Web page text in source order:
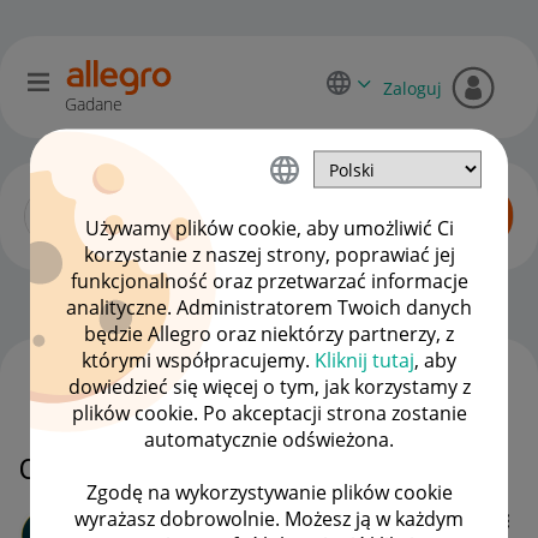
Używamy plików cookie, aby umożliwić Ci
korzystanie z naszej strony, poprawiać jej
funkcjonalność oraz przetwarzać informacje
analityczne. Administratorem Twoich danych
będzie Allegro oraz niektórzy partnerzy, z
którymi współpracujemy. Kliknij tutaj, aby
dowiedzieć się więcej o tym, jak korzystamy z
plików cookie. Po akceptacji strona zostanie
automatycznie odświeżona.
Zgodę na wykorzystywanie plików cookie
wyrażasz dobrowolnie. Możesz ją w każdym
Gadane
Zaloguj
Początkujący sprzedawcy OPCJE
One box 25Kg i SMART
BIserwis_pl
WSZYSTKIE TEMATY